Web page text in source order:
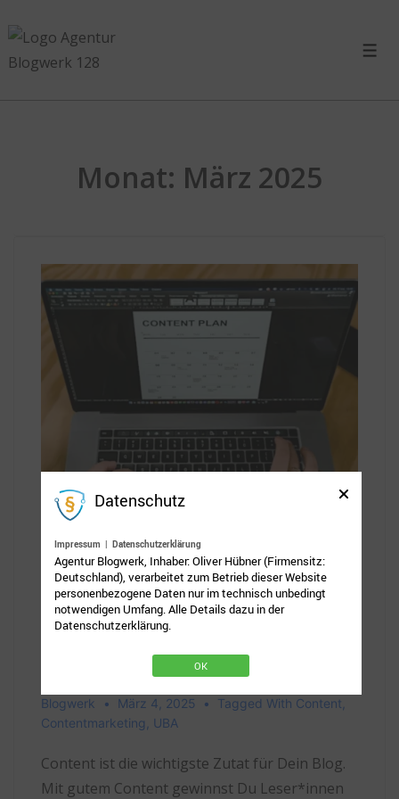
Monat: März 2025
Überzeugen durch Content - Welche Strategie ist die
beste? Foto: Mart Production bei Pexels
Unternehmensblog
Mit Content punkten –
Unternehmensblog-
Abend im März
Blogwerk März 4, 2025 Tagged With Content
Contentmarketing
UBA
Content ist die wichtigste Zutat für Dein Blog.
Mit gutem Content gewinnst Du Leser*innen
Datenschutz
Impressum | Datenschutzerklärung
Agentur Blogwerk, Inhaber: Oliver Hübner (Firmensitz:
Deutschland), verarbeitet zum Betrieb dieser Website
personenbezogene Daten nur im technisch unbedingt
notwendigen Umfang. Alle Details dazu in der
Datenschutzerklärung.
OK